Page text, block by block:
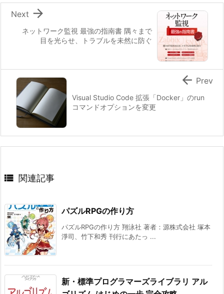
ネットワーク監視 最強の指南書 隅々まで
目を光らせ、トラブルを未然に防ぐ

Next
Visual Studio Code 拡張「Docker」のrun
コマンドオプションを変更
 Prev
 関連記事
パズルRPGの作り方
パズルRPGの作り方 翔泳社 著者：源株式会社 塚本
淨司、竹下和秀 刊行にあたっ ...
新・標準プログラマーズライブラリ アル